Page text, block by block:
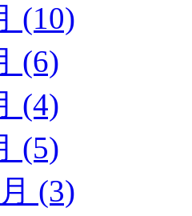
(10)
(6)
(4)
(5)
(3)